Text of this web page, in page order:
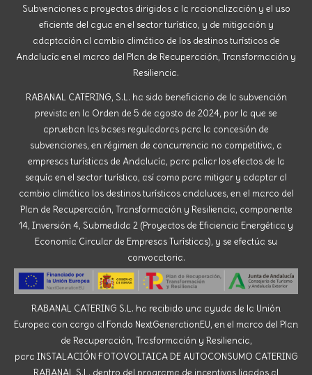
Subvenciones a proyectos dirigidos a la racionalización y el uso
eficiente del agua en el sector turístico, y de mitigación y
adaptación al cambio climático de los destinos turísticos de
Andalucía en el marco del Plan de Recuperación, Transformación y
Resiliencia.
RABANAL CATERING, S.L. ha sido beneficiario de la subvención
prevista en la Orden de 5 de agosto de 2024, por la que se
aprueban las bases reguladoras para la concesión de
subvenciones, en régimen de concurrencia no competitiva, a
empresas turísticas de Andalucía, para paliar los efectos de la
sequía en el sector turístico, así como para mitigar y adaptar al
cambio climático los destinos turísticos andaluces, en el marco del
Plan de Recuperación, Transformación y Resiliencia, componente
14, Inversión 4, Submedida 2 (Proyectos de Eficiencia Energética y
Economía Circular de Empresas Turísticas), y se efectúa su
convocatoria.
RABANAL CATERING S.L. ha recibido una ayuda de la Unión
Europea con cargo al Fondo NextGenerationEU, en el marco del Plan
de Recuperación, Trasformación y Resiliencia,
para INSTALACIÓN FOTOVOLTAICA DE AUTOCONSUMO CATERING
RABANAL S.L. dentro del programa de incentivos ligados al